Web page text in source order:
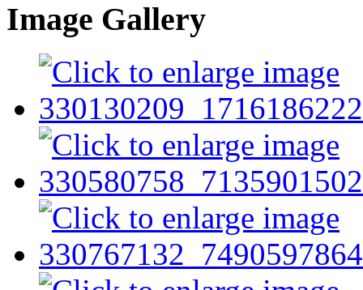
Image Gallery